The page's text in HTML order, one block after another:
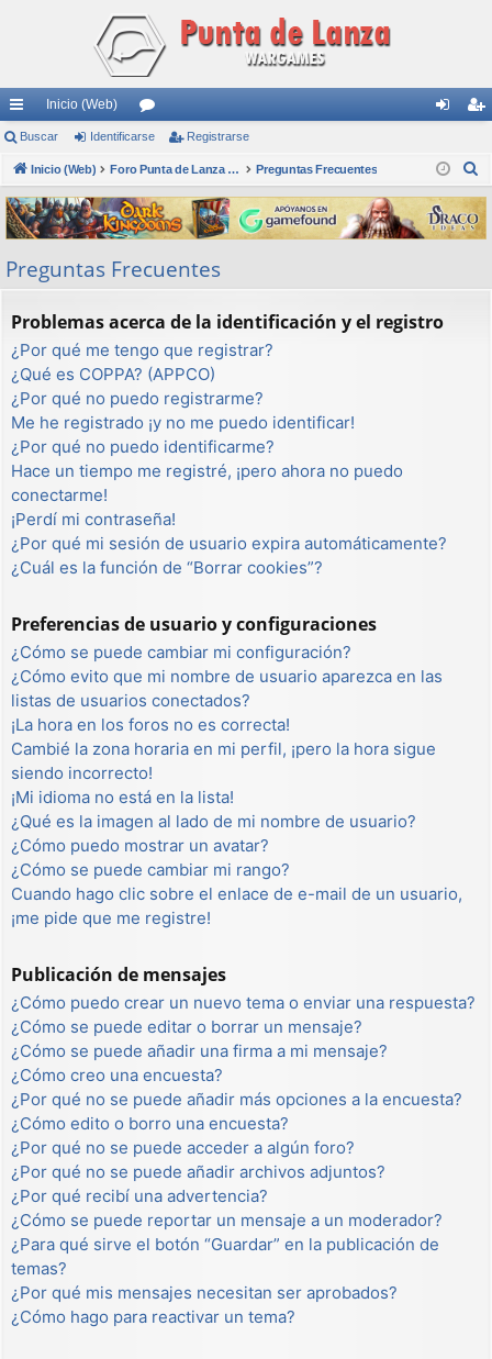
nl
ac
es
rá
pi
Inicio (Web)
or
os nti
fic
ar
ist
ra
rs
Buscar Identificarse Registrarse
Inicio (Web) Foro Punta de Lanza Wargames Preguntas Frecuentes
s
c
r
Preguntas Frecuentes
Problemas acerca de la identificación y el registro
¿Por qué me tengo que registrar?
¿Qué es COPPA? (APPCO)
¿Por qué no puedo registrarme?
Me he registrado ¡y no me puedo identificar!
¿Por qué no puedo identificarme?
Hace un tiempo me registré, ¡pero ahora no puedo
conectarme!
¡Perdí mi contraseña!
¿Por qué mi sesión de usuario expira automáticamente?
¿Cuál es la función de “Borrar cookies”?
Preferencias de usuario y configuraciones
¿Cómo se puede cambiar mi configuración?
¿Cómo evito que mi nombre de usuario aparezca en las
listas de usuarios conectados?
¡La hora en los foros no es correcta!
Cambié la zona horaria en mi perfil, ¡pero la hora sigue
siendo incorrecto!
¡Mi idioma no está en la lista!
¿Qué es la imagen al lado de mi nombre de usuario?
¿Cómo puedo mostrar un avatar?
¿Cómo se puede cambiar mi rango?
Cuando hago clic sobre el enlace de e-mail de un usuario,
¡me pide que me registre!
Publicación de mensajes
¿Cómo puedo crear un nuevo tema o enviar una respuesta?
¿Cómo se puede editar o borrar un mensaje?
¿Cómo se puede añadir una firma a mi mensaje?
¿Cómo creo una encuesta?
¿Por qué no se puede añadir más opciones a la encuesta?
¿Cómo edito o borro una encuesta?
¿Por qué no se puede acceder a algún foro?
¿Por qué no se puede añadir archivos adjuntos?
¿Por qué recibí una advertencia?
¿Cómo se puede reportar un mensaje a un moderador?
¿Para qué sirve el botón “Guardar” en la publicación de
temas?
¿Por qué mis mensajes necesitan ser aprobados?
¿Cómo hago para reactivar un tema?